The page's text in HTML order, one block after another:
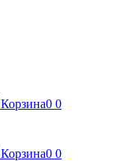
Корзина0 0
Корзина0 0